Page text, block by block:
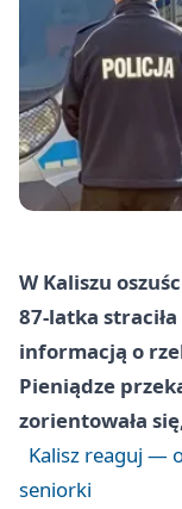
W Kaliszu
87‑latka
informacją o
Pieniądze
zorientowała
Kalisz reaguj —
seniorki